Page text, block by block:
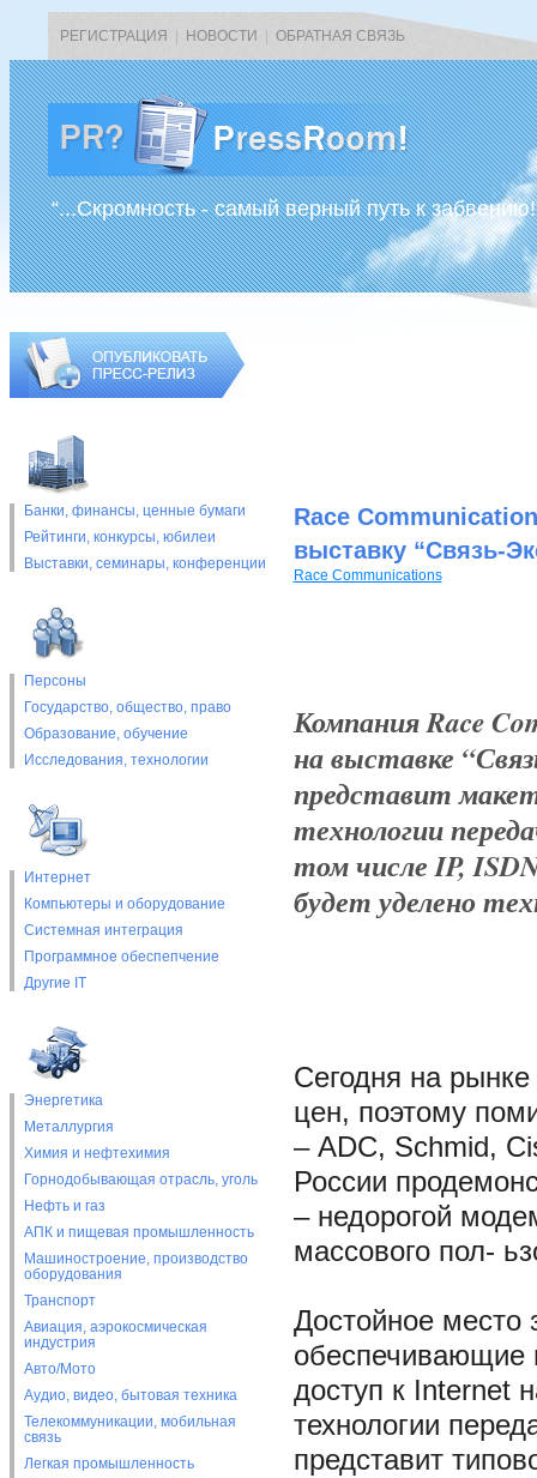
РЕГИСТРАЦИЯ НОВОСТИ ОБРАТНАЯ СВЯЗЬ
“...Скромность - самый верный путь к
Банки, финансы, ценные бумаги
Рейтинги, конкурсы, юбилеи
Выставки, cеминары, конференции
Персоны
Государство, общество, право
Образование, обучение
Исследования, технологии
Интернет
Компьютеры и оборудование
Системная интеграция
Программное обеспепчение
Другие IT
Энергетика
Металлургия
Химия и нефтехимия
Горнодобывающая отрасль, уголь
Нефть и газ
АПК и пищевая промышленность
Машиностроение, производство
оборудования
Транспорт
Авиация, аэрокосмическая
индустрия
Авто/Мото
Аудио, видео, бытовая техника
Телекоммуникации, мобильная
связь
Легкая промышленность
Race
выставку “Связь-
Race Communications
Компания Race
на выставке
представит
технологии
том числе IP,
будет уделено
Сегодня на
цен, поэтому
– ADC, Schmid,
России
– недорогой
массового пол-
Достойное место
обеспечивающие
доступ к Internet
технологии
представит